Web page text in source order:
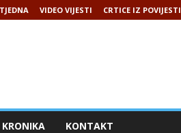
VIDEO VIJESTI CRTICE IZ POVIJESTI
KONTAKT